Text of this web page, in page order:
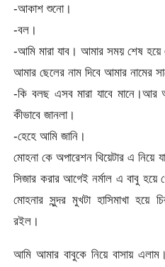
-আকাশ শুনো।
-বল।
-আমি মারা যাব। আমার সময় শেষ
আমার ছেলের নাম দিবে আমার নামের
-কি বলছ এসব মারা যাবে মানে।আর
কীভাবে জানলা।
-হেহে আমি জানি।
মোহনা কে অপারেশন থিয়েটার এ নিয়ে
সিজার করার আগেই নর্মাল এ বাবু
মোহনার সুন্দর মুখটা হাসিমাখা হয়ে
রইল।
আমি আমার বাবুকে নিয়ে বাসায়